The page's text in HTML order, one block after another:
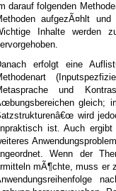
darauf folgenden
aufgezÃ¤hlt
Inhalte werden
erfolgt eine
und
gleich;
wird
ist. Auch
Wenn der
mÃ¶chte, muss er